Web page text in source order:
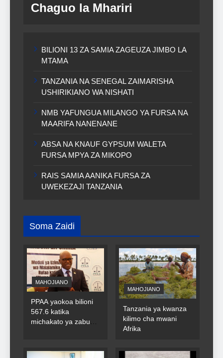
Chaguo la Mhariri
BILIONI 13 ZA SAMIA ZAGEUZA JIMBO LA
MTAMA
TANZANIA NA SENEGAL ZAIMARISHA
USHIRIKIANO WA NISHATI
NMB YAFUNGUA MILANGO YA FURSA NA
MAARIFA NANENANE
ABSA NA KNAUF GYPSUM WALETA
FURSA MPYA ZA MIKOPO
RAIS SAMIA AANIKA FURSA ZA
UWEKEZAJI TANZANIA
Soma Zaidi
MAHOJIANO
PPAA yaokoa bilioni
567.6 katika
michakato ya zabuni
MAHOJIANO
Tanzania ya kwanza
kilimo cha mwani
Afrika